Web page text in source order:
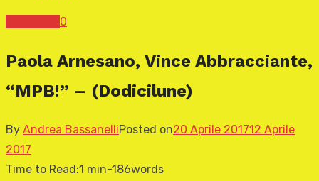
0
Paola Arnesano, Vince Abbracciante,
“MPB!” – (Dodicilune)
By Andrea BassanelliPosted on20 Aprile 201712 Aprile
2017
Time to Read:1 min-186words